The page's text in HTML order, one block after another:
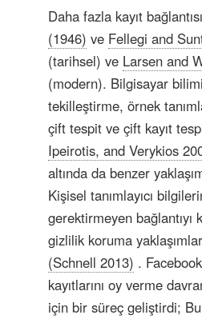
Daha fazla kayıt
(1946) ve Fellegi and
(tarihsel) ve Larsen and
(modern). Bilgisayar
tekilleştirme, örnek
çift tespit ve çift kayıt
Ipeirotis, and Verykios
altında da benzer
Kişisel tanımlayıcı
gerektirmeyen bağlantıyı
gizlilik koruma
(Schnell 2013) .
kayıtlarını oy verme
için bir süreç geliştirdi;